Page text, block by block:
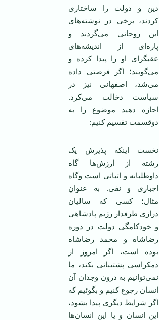
دین و دولت را ساختاری
کردند، برخی در نوشته‌های
این روحانی می‌گردند و
پاره‌ای از اندیشه‌های
عقبگرای او را پیدا کرده و
می‌گویند؛ اگر فرصتی داده
می‌شد، اصفهانی نیز در
سیاست دخالت می‌کرد.
اجازه دهید موضوع را به
دوقسمت تقسیم کنیم:
نخست اینکه پذیرش یک
رشته از ارزش‌ها ‌گاه
داوطلبانه و اثباتی است و‌گاه
اجباری و نفی. به عنوان
مثال؛ کسی که سالیان
درازی طرفدار رژیم پادشاهی
و خودکامگی دولت در دوره
رضاشاه و محمد رضاشاه
بوده است، اگر امروز از
دمکراسی پشتیبانی بکند، ما
نمی‌توانیم به درون وجدان آن
انسان رجوع کنیم و بگوئیم که
اگر شرایط دیگری پیدا بشود،
این انسان و یا این انسان‌ها